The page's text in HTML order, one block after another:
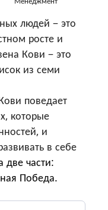
людей – это
росте и
Кови – это
из семи
поведает
которые
и
в себе
две части:
Победа.